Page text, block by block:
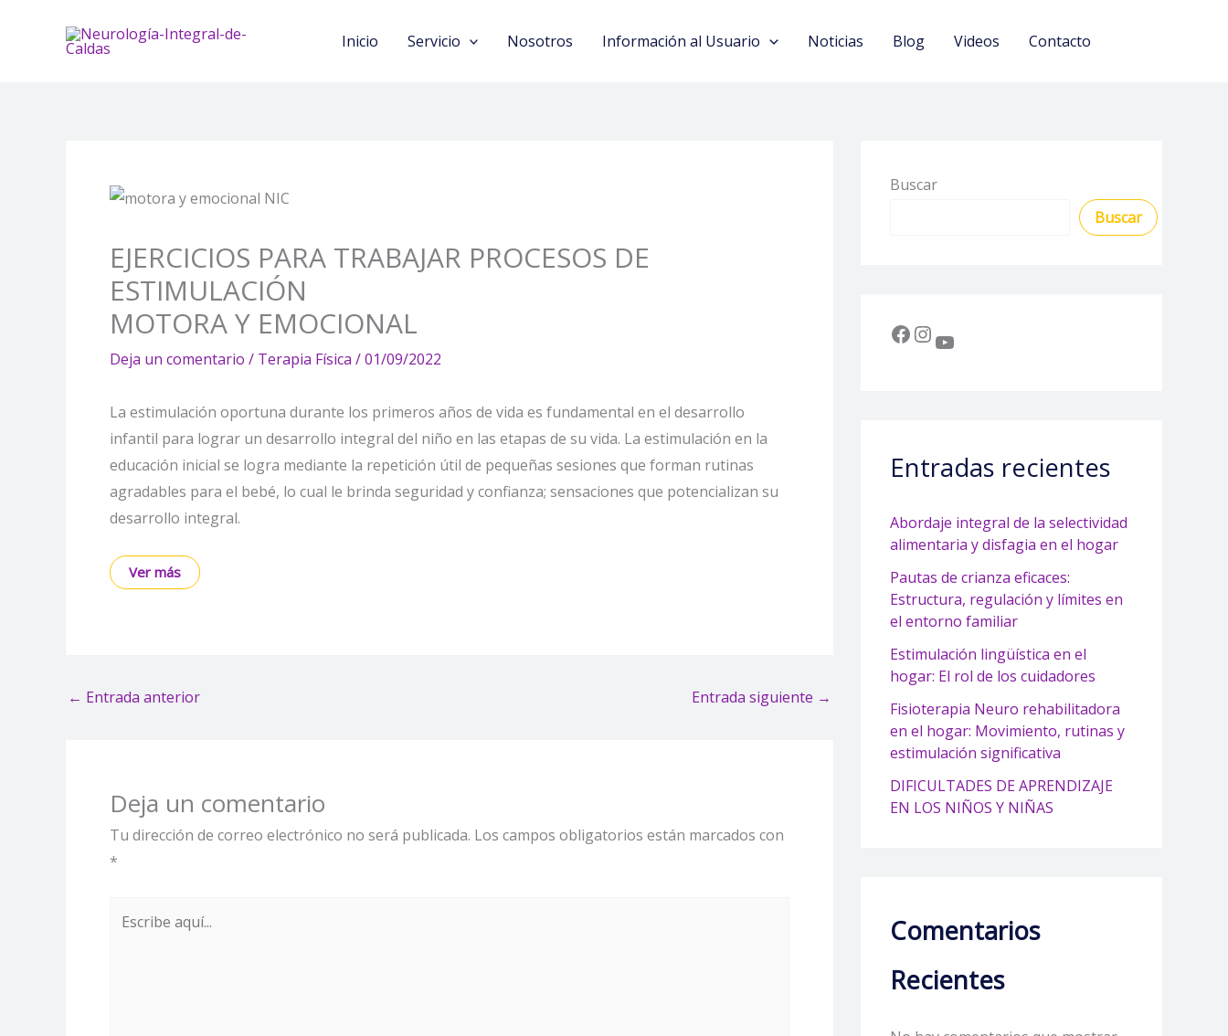
Inicio Servicio Nosotros Información al Usuario Noticias Blog Videos Contacto
EJERCICIOS PARA TRABAJAR PROCESOS DE
ESTIMULACIÓN
MOTORA Y EMOCIONAL
Deja un comentario / Terapia Física /01/09/2022
La estimulación oportuna durante los primeros años de vida es fundamental en el desarrollo
infantil para lograr un desarrollo integral del niño en las etapas de su vida. La estimulación en la
educación inicial se logra mediante la repetición útil de pequeñas sesiones que forman rutinas
agradables para el bebé, lo cual le brinda seguridad y confianza; sensaciones que potencializan su
desarrollo integral.
Ver más
← Entrada anterior Entrada siguiente →
Deja un comentario
Tu dirección de correo electrónico no será publicada. Los campos obligatorios están marcados con
*
Buscar
Buscar
Entradas recientes
Abordaje integral de la selectividad
alimentaria y disfagia en el hogar
Pautas de crianza eficaces:
Estructura, regulación y límites en
el entorno familiar
Estimulación lingüística en el
hogar: El rol de los cuidadores
Fisioterapia Neuro rehabilitadora
en el hogar: Movimiento, rutinas y
estimulación significativa
DIFICULTADES DE APRENDIZAJE
EN LOS NIÑOS Y NIÑAS
Comentarios
Recientes